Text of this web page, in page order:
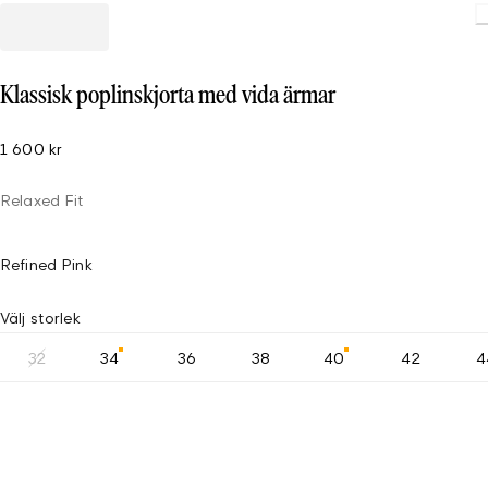
Klassisk poplinskjorta med vida ärmar
1 600 kr
Relaxed Fit
Refined Pink
Välj storlek
32 34 36 38 40 42